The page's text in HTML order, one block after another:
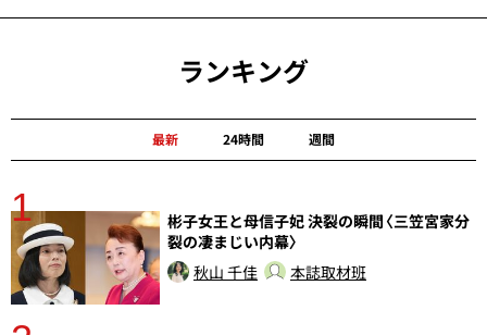
ランキング
最新 24時間 週間
1
彬子女王と母信子妃 決裂の瞬間〈三笠宮家分
裂の凄まじい内幕〉
秋山 千佳
本誌取材班